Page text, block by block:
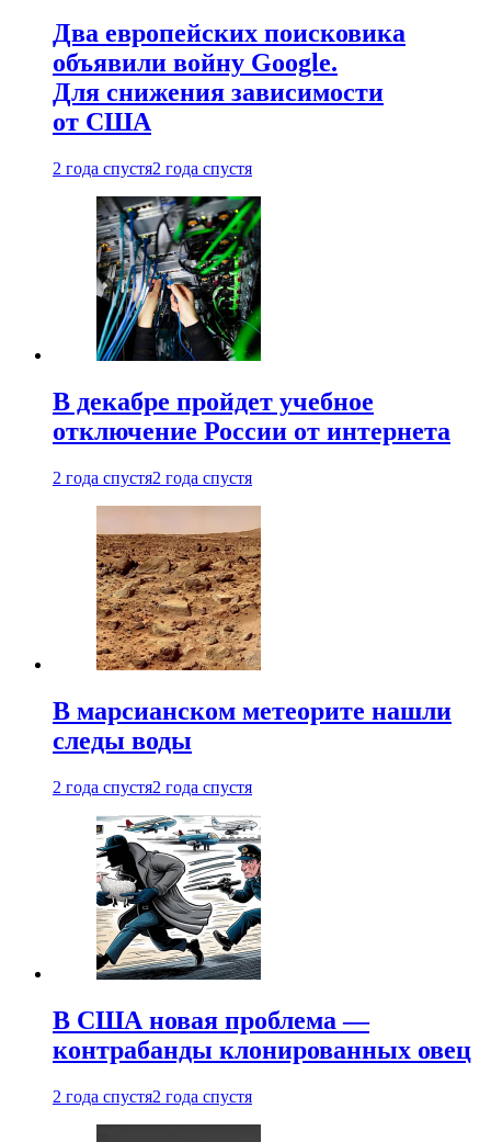
Два европейских поисковика
объявили войну Google.
Для снижения зависимости
от США
2 года спустя2 года спустя
В декабре пройдет учебное
отключение России от интернета
2 года спустя2 года спустя
В марсианском метеорите нашли
следы воды
2 года спустя2 года спустя
В США новая проблема —
контрабанды клонированных овец
2 года спустя2 года спустя